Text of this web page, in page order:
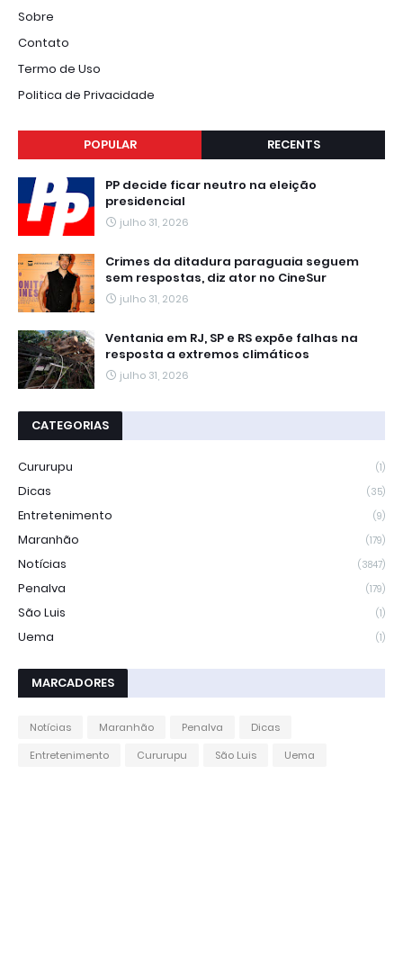
Sobre
Contato
Termo de Uso
Politica de Privacidade
POPULAR RECENTS
PP decide ficar neutro na eleição
presidencial
julho 31, 2026
Crimes da ditadura paraguaia seguem
sem respostas, diz ator no CineSur
julho 31, 2026
Ventania em RJ, SP e RS expõe falhas na
resposta a extremos climáticos
julho 31, 2026
CATEGORIAS
Cururupu (1)
Dicas (35)
Entretenimento (9)
Maranhão (179)
Notícias (3847)
Penalva (179)
São Luis (1)
Uema (1)
MARCADORES
Notícias Maranhão Penalva
Dicas
Entretenimento
Cururupu São Luis Uema